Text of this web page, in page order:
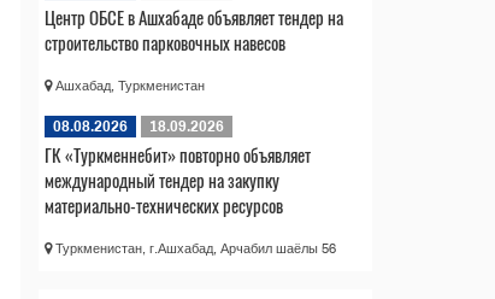
Центр ОБСЕ в Ашхабаде объявляет тендер на
строительство парковочных навесов
Ашхабад, Туркменистан
08.08.2026 18.09.2026
ГК «Туркменнебит» повторно объявляет
международный тендер на закупку
материально-технических ресурсов
Туркменистан, г.Ашхабад, Арчабил шаёлы 56